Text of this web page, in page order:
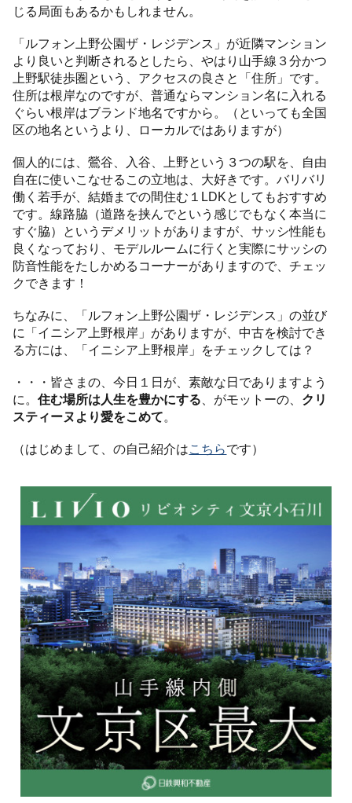
じる局面もあるかもしれません。
「ルフォン上野公園ザ・レジデンス」が近隣マンション
より良いと判断されるとしたら、やはり山手線３分かつ
上野駅徒歩圏という、アクセスの良さと「住所」です。
住所は根岸なのですが、普通ならマンション名に入れる
ぐらい根岸はブランド地名ですから。（といっても全国
区の地名というより、ローカルではありますが）
個人的には、鶯谷、入谷、上野という３つの駅を、自由
自在に使いこなせるこの立地は、大好きです。バリバリ
働く若手が、結婚までの間住む１LDKとしてもおすすめ
です。線路脇（道路を挟んでという感じでもなく本当に
すぐ脇）というデメリットがありますが、サッシ性能も
良くなっており、モデルルームに行くと実際にサッシの
防音性能をたしかめるコーナーがありますので、チェッ
クできます！
ちなみに、「ルフォン上野公園ザ・レジデンス」の並び
に「イニシア上野根岸」がありますが、中古を検討でき
る方には、「イニシア上野根岸」をチェックしては？
・・・皆さまの、今日１日が、素敵な日でありますよう
に。住む場所は人生を豊かにする 、がモットーの、 クリ
スティーヌより愛をこめて。
（はじめまして、の自己紹介はこちらです）